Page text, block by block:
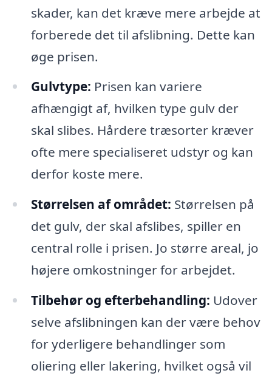
skader, kan det kræve mere arbejde at
forberede det til afslibning. Dette kan
øge prisen.
Gulvtype: Prisen kan variere
afhængigt af, hvilken type gulv der
skal slibes. Hårdere træsorter kræver
ofte mere specialiseret udstyr og kan
derfor koste mere.
Størrelsen af området: Størrelsen på
det gulv, der skal afslibes, spiller en
central rolle i prisen. Jo større areal, jo
højere omkostninger for arbejdet.
Tilbehør og efterbehandling: Udover
selve afslibningen kan der være behov
for yderligere behandlinger som
oliering eller lakering, hvilket også vil